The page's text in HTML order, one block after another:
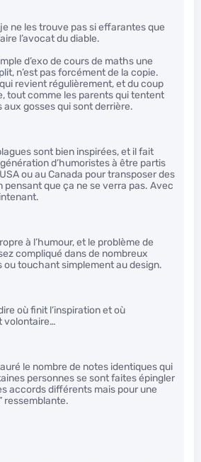
ne les trouve pas si effarantes que
l’avocat du diable.
d’exo de cours de maths une
n’est pas forcément de la copie.
revient régulièrement, et du coup
tout comme les parents qui tentent
aux gosses qui sont derrière.
sont bien inspirées, et il fait
d’humoristes à être partis
ou au Canada pour transposer des
que ça ne se verra pas. Avec
à l’humour, et le problème de
compliqué dans de nombreux
ou touchant simplement au design.
où finit l’inspiration et où
volontaire…
le nombre de notes identiques qui
personnes se sont faites épingler
accords différents mais pour une
ressemblante.